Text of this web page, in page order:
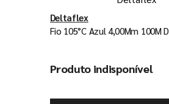
Deltaflex
Fio 105°C Azul 4,00Mm 100M
Produto indisponível